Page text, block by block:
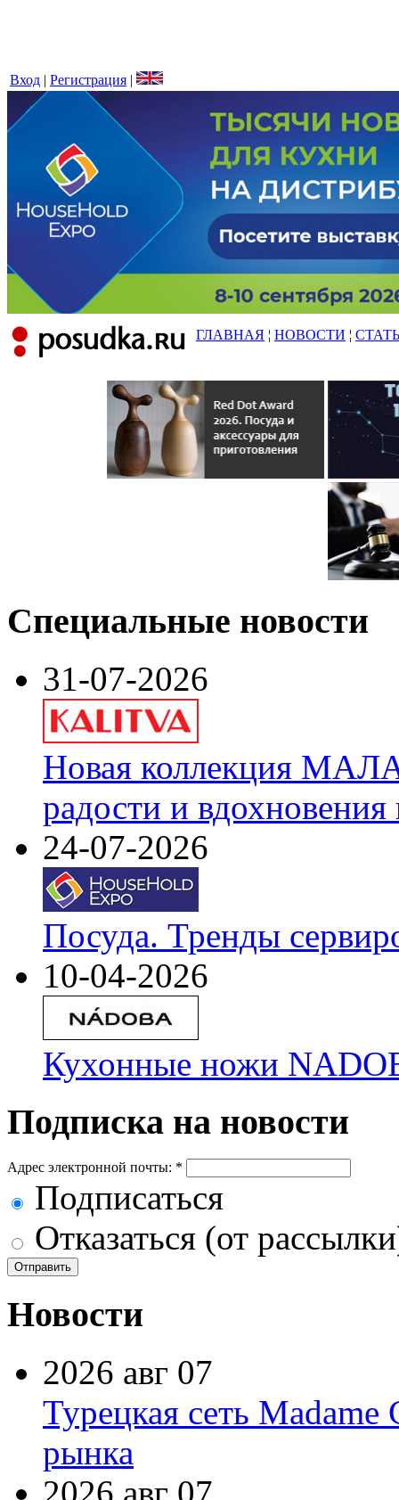
Вход | Регистрация |
ГЛАВНАЯ ¦ НОВОСТИ ¦
Специальные новости
31-07-2026
Новая коллекция
радости и
24-07-2026
Посуда. Тренды
10-04-2026
Кухонные ножи
Подписка на новости
Адрес электронной почты: *
Подписаться
Отказаться (от
Новости
2026 авг 07
Турецкая сеть Madame
рынка
2026 авг 07